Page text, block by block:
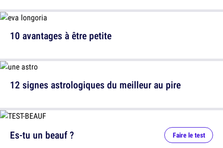
10 avantages à être petite
12 signes astrologiques du meilleur au pire
Es-tu un beauf ? Faire le test